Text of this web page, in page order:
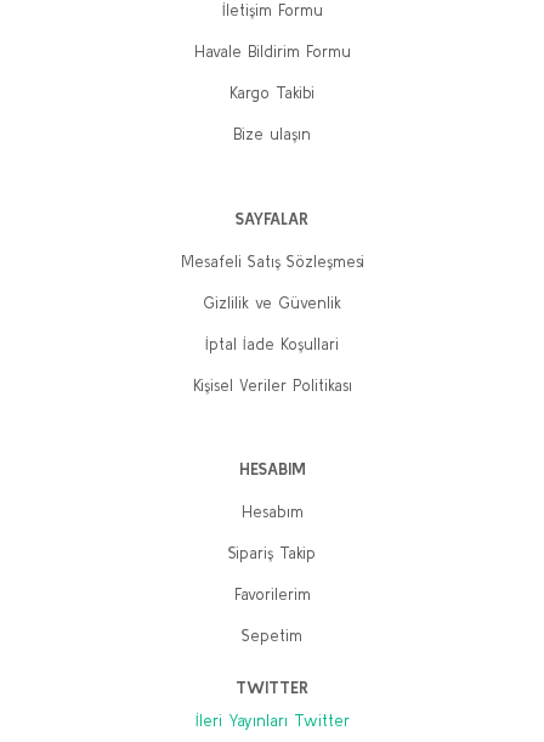
İletişim Formu
Havale Bildirim Formu
Kargo Takibi
Bize ulaşın
SAYFALAR
Mesafeli Satış Sözleşmesi
Gizlilik ve Güvenlik
İptal İade Koşullari
Kişisel Veriler Politikası
HESABIM
Hesabım
Sipariş Takip
Favorilerim
Sepetim
TWITTER
İleri Yayınları Twitter